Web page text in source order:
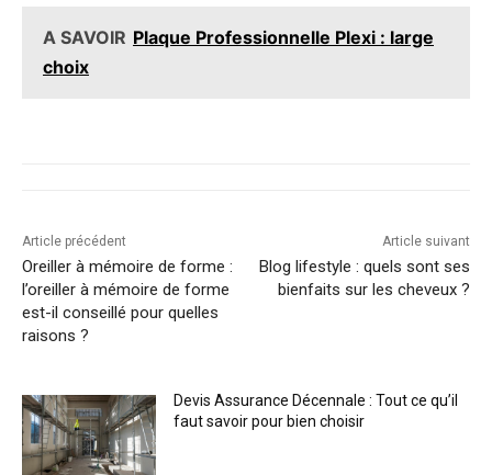
A SAVOIR Plaque Professionnelle Plexi : large
choix
Article précédent
Oreiller à mémoire de forme :
l’oreiller à mémoire de forme
est-il conseillé pour quelles
raisons ?
Article suivant
Blog lifestyle : quels sont ses
bienfaits sur les cheveux ?
Devis Assurance Décennale : Tout ce qu’il
faut savoir pour bien choisir